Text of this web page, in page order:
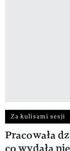
Za kulisami sesji
Pracowała
co wydała